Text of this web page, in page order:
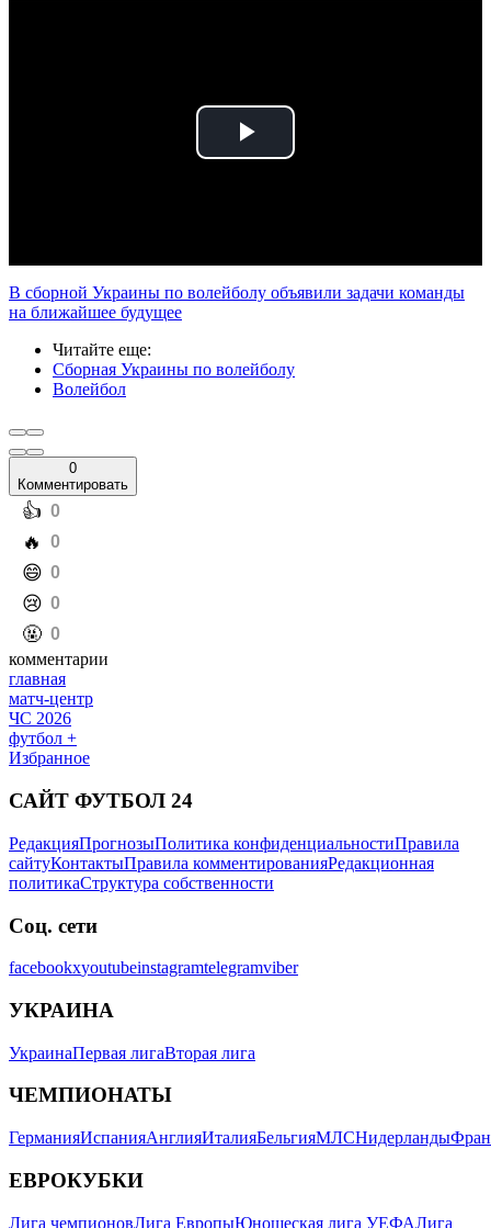
Play
В сборной Украины по волейболу объявили задачи команды
на ближайшее будущее
Читайте еще:
Сборная Украины по волейболу
Волейбол
0
Комментировать
️👍 0
️🔥 0
️😄 0
️😢 0
️🤬 0
комментарии